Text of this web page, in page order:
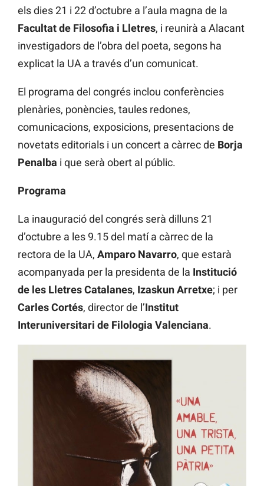
els dies 21 i 22 d’octubre a l’aula magna de la
Facultat de Filosofia i Lletres, i reunirà a Alacant
investigadors de l’obra del poeta, segons ha
explicat la UA a través d’un comunicat.
El programa del congrés inclou conferències
plenàries, ponències, taules redones,
comunicacions, exposicions, presentacions de
novetats editorials i un concert a càrrec de Borja
Penalba i que serà obert al públic.
Programa
La inauguració del congrés serà dilluns 21
d’octubre a les 9.15 del matí a càrrec de la
rectora de la UA, Amparo Navarro, que estarà
acompanyada per la presidenta de la Institució
de les Lletres Catalanes, Izaskun Arretxe; i per
Carles Cortés, director de l’Institut
Interuniversitari de Filologia Valenciana.